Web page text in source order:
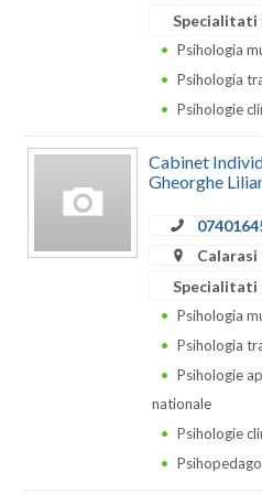
Giurgiu
Gorj
Specialitati
Psihologia
Psihologia
Psihologie
Cabinet
Gheorghe
Calarasi
Specialitati
Psihologia
Psihologia
Psihologie
nationale
Psihologie